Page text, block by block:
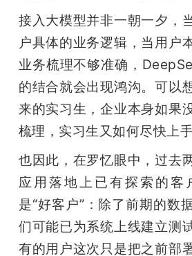
接入大模型并非一朝一夕，
户具体的业务逻辑，当用户
业务梳理不够准确，
的结合就会出现鸿沟。可以
来的实习生，企业本身如果
梳理，实习生又如何尽快上
也因此，在罗忆眼中，过去
应用落地上已有探索的客
是“好客户”：除了前期的数
们可能已为系统上线建立测
有的用户这次只是把之前部